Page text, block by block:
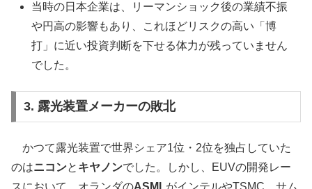
当時の日本企業は、リーマンショック後の業績不振
や円高の影響もあり、これほどリスクの高い「博
打」に近い投資判断を下せる体力が残っていません
でした。
3. 露光装置メーカーの敗北
かつて露光装置で世界シェア1位・2位を独占していた
のはニコンと キヤノンでした。しかし、EUVの開発レー
スにおいて、オランダのASML がインテルやTSMC、サム